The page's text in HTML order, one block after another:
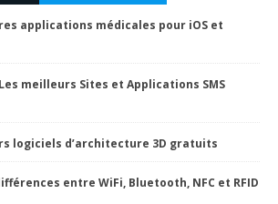
applications médicales pour iOS et
Les meilleurs Sites et Applications SMS
logiciels d’architecture 3D gratuits
entre WiFi, Bluetooth, NFC et RFID